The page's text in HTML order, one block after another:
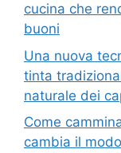
cucina che
buoni
Una nuova
tinta
naturale dei
Come
cambia il